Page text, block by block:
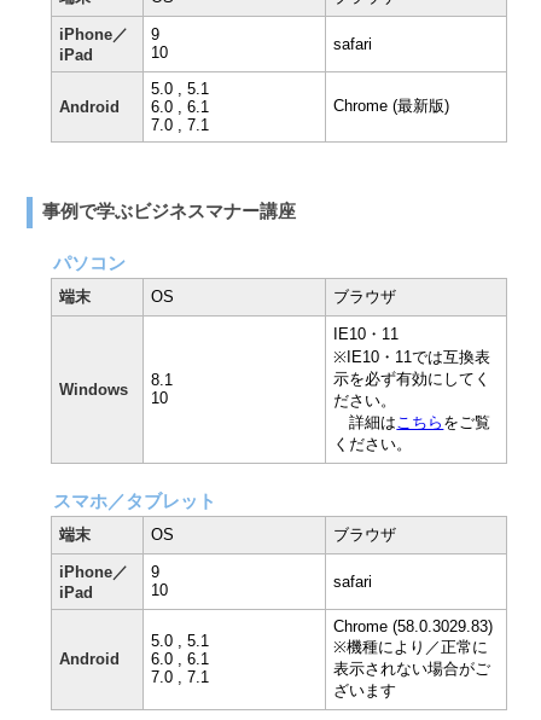
iPhone／
iPad
9
10
safari
Android
5.0 , 5.1
6.0 , 6.1
7.0 , 7.1
Chrome (最新版)
事例で学ぶビジネスマナー講座
パソコン
端末 OS ブラウザ
Windows
8.1
10
IE10・11
※IE10・11では互換表
示を必ず有効にしてく
ださい。
詳細は こちら をご覧
ください。
スマホ／タブレット
端末 OS ブラウザ
iPhone／
iPad
9
10
safari
Android
5.0 , 5.1
6.0 , 6.1
7.0 , 7.1
Chrome (58.0.3029.83)
※機種により／正常に
表示されない場合がご
ざいます